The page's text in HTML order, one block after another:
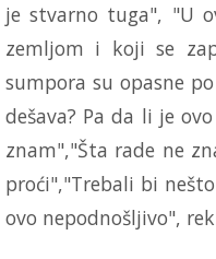
je stvarno tuga", "U
zemljom i koji se
sumpora su opasne
dešava? Pa da li je
znam","Šta rade ne
proći","Trebali bi
ovo nepodnošljivo",